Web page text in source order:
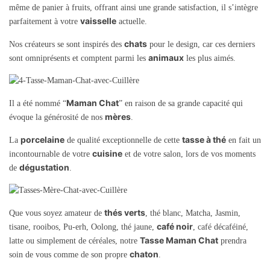
même de panier à fruits, offrant ainsi une grande satisfaction, il s’intègre
parfaitement à votre vaisselle actuelle.
Nos créateurs se sont inspirés des chats pour le design, car ces derniers
sont omniprésents et comptent parmi les animaux les plus aimés.
Il a été nommé “Maman Chat” en raison de sa grande capacité qui
évoque la générosité de nos mères
La porcelaine de qualité exceptionnelle de cette tasse à thé en fait un
incontournable de votre cuisine et de votre salon, lors de vos moments
de dégustation
Que vous soyez amateur de thés verts , thé blanc, Matcha, Jasmin,
tisane, rooibos, Pu-erh, Oolong, thé jaune, café noir , café décaféiné,
latte ou simplement de céréales, notre Tasse Maman Chat prendra
soin de vous comme de son propre chaton